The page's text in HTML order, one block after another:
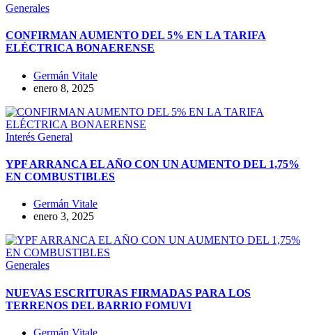
Generales
CONFIRMAN AUMENTO DEL 5% EN LA TARIFA
ELÉCTRICA BONAERENSE
Germán Vitale
enero 8, 2025
Interés General
YPF ARRANCA EL AÑO CON UN AUMENTO DEL 1,75%
EN COMBUSTIBLES
Germán Vitale
enero 3, 2025
Generales
NUEVAS ESCRITURAS FIRMADAS PARA LOS
TERRENOS DEL BARRIO FOMUVI
Germán Vitale